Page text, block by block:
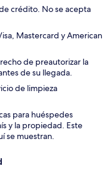
crédito. No se acepta
Mastercard y American
de preautorizar la
de su llegada.
de limpieza
para huéspedes
y la propiedad. Este
se muestran.